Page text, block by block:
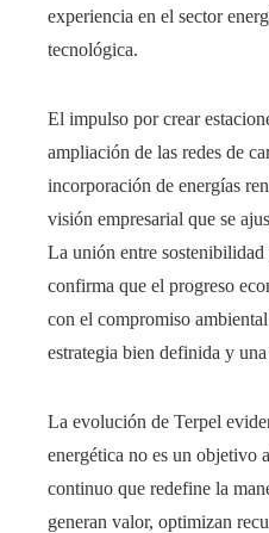
experiencia en el sector
tecnológica.
El impulso por crear
ampliación de las redes de
incorporación de energías
visión empresarial que se
La unión entre
confirma que el progreso
con el compromiso
estrategia bien definida y
La evolución de Terpel
energética no es un objetivo
continuo que redefine la
generan valor, optimizan